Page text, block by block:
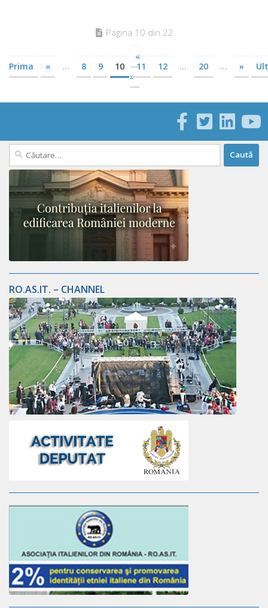
Pagina 10 din 22
«
Prima
« ... 8 9 10 11 12 ... 20 ... »
»
Caută
după:
RO.AS.IT. – CHANNEL